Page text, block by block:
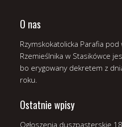
O nas
Rzymskokatolicka Parafia
Rzemieślnika w Stasikówce
bo erygowany dekretem z
roku.
Ostatnie wpisy
Ogłoszenia duszpasterskie 18